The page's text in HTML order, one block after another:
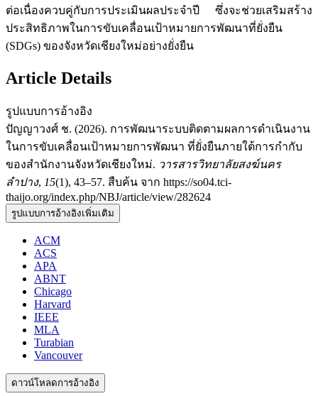
ต่อเนื่องควบคู่กับการประเมินผลประจำปี ซึ่งจะช่วยเสริมสร้าง
ประสิทธิภาพในการขับเคลื่อนเป้าหมายการพัฒนาที่ยั่งยืน
(SDGs) ของจังหวัดเชียงใหม่อย่างยั่งยืน
Article Details
รูปแบบการอ้างอิง
ปัญญาวงศ์ ช. (2026). การพัฒนาระบบติดตามผลการดำเนินงาน
ในการขับเคลื่อนเป้าหมายการพัฒนา ที่ยั่งยืนภายใต้การกำกับ
ของสำนักงานจังหวัดเชียงใหม่. วารสารวิทยาลัยสงฆ์นคร
ลำปาง, 15(1), 43–57. สืบค้น จาก https://so04.tci-
thaijo.org/index.php/NBJ/article/view/282624
รูปแบบการอ้างอิงเพิ่มเติม
ACM
ACS
APA
ABNT
Chicago
Harvard
IEEE
MLA
Turabian
Vancouver
ดาวน์โหลดการอ้างอิง